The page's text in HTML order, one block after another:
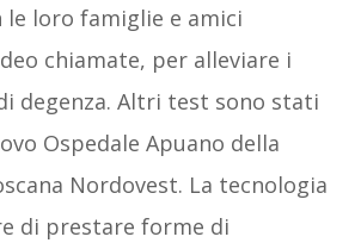
loro famiglie e amici
chiamate, per alleviare i
degenza. Altri test sono stati
Ospedale Apuano della
Nordovest. La tecnologia
di prestare forme di